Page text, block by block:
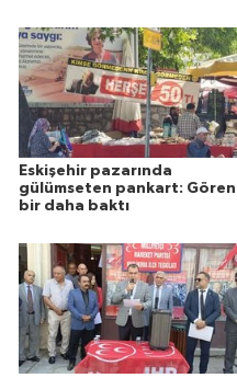
Eskişehir pazarında
gülümseten pankart: Gören
bir daha baktı